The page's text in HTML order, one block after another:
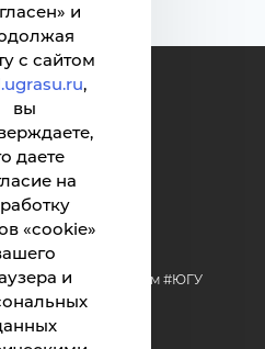
и
с сайтом
,
вы
даете
на
«cookie»
и
с хештегом #ЮГУ
Чехова, 16